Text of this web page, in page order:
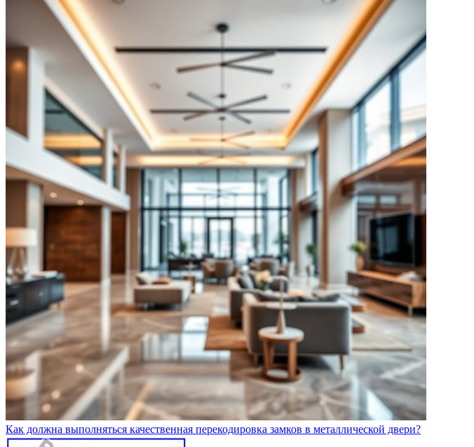
Как должна выполняться качественная перекодировка замков в металлической двери?